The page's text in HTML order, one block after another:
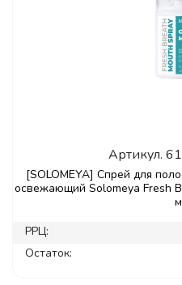
Артикул.
[SOLOMEYA] Спрей для
освежающий Solomeya Fresh
РРЦ:
Остаток: